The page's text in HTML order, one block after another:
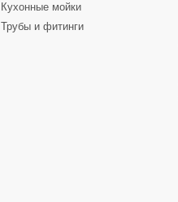
Кухонные мойки
Трубы и фитинги